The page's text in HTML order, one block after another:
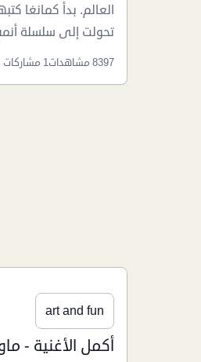
العالم. بدأ كمانغا
تحولت إلى سلسلة
8397 مشاهدات 1 مشاركات
art and fun
أكمل الأغنية -